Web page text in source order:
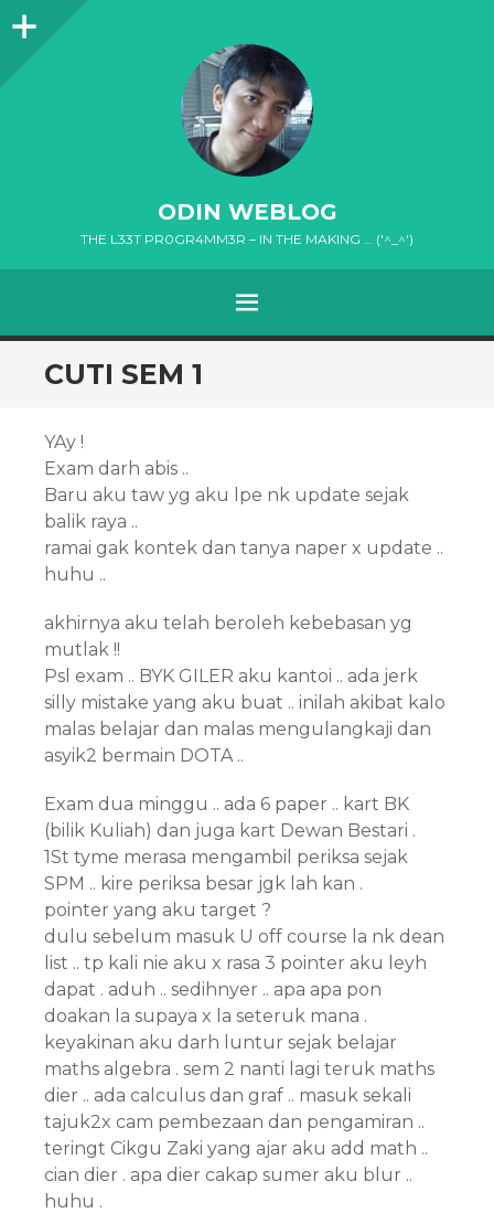
Sidebar
ODIN WEBLOG
THE L33T PR0GR4MM3R – IN THE MAKING … ('^_^')
MENU
SKIP
TO
CUTI SEM 1
YAy !
Exam darh abis ..
Baru aku taw yg aku lpe nk update sejak
balik raya ..
ramai gak kontek dan tanya naper x update ..
huhu ..
akhirnya aku telah beroleh kebebasan yg
mutlak !!
Psl exam .. BYK GILER aku kantoi .. ada jerk
silly mistake yang aku buat .. inilah akibat kalo
malas belajar dan malas mengulangkaji dan
asyik2 bermain DOTA ..
Exam dua minggu .. ada 6 paper .. kart BK
(bilik Kuliah) dan juga kart Dewan Bestari .
1St tyme merasa mengambil periksa sejak
SPM .. kire periksa besar jgk lah kan .
pointer yang aku target ?
dulu sebelum masuk U off course la nk dean
list .. tp kali nie aku x rasa 3 pointer aku leyh
dapat . aduh .. sedihnyer .. apa apa pon
doakan la supaya x la seteruk mana .
keyakinan aku darh luntur sejak belajar
maths algebra . sem 2 nanti lagi teruk maths
dier .. ada calculus dan graf .. masuk sekali
tajuk2x cam pembezaan dan pengamiran ..
teringt Cikgu Zaki yang ajar aku add math ..
cian dier . apa dier cakap sumer aku blur ..
huhu .